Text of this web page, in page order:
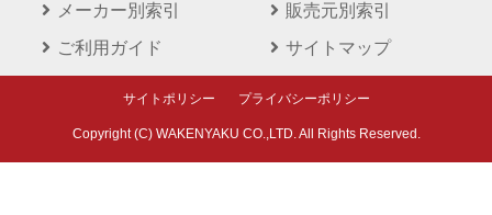
メーカー別索引
販売元別索引
ご利用ガイド
サイトマップ
サイトポリシー プライバシーポリシー
Copyright (C) WAKENYAKU CO.,LTD. All Rights Reserved.